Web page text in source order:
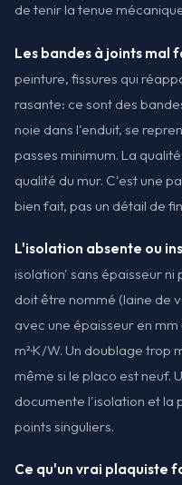
de tenir la tenue
Les bandes à joints mal
peinture, fissures qui
rasante: ce sont des
noie dans l'enduit, se
passes minimum. La
qualité du mur. C'est une
bien fait, pas un détail de
L'isolation absente ou
isolation' sans épaisseur
doit être nommé (laine de
avec une épaisseur en
m²·K/W. Un doublage
même si le placo est neuf.
documente l'isolation et la
points singuliers.
Ce qu'un vrai plaquiste